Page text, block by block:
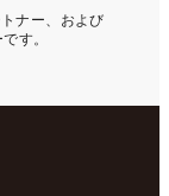
ナー、および
す。